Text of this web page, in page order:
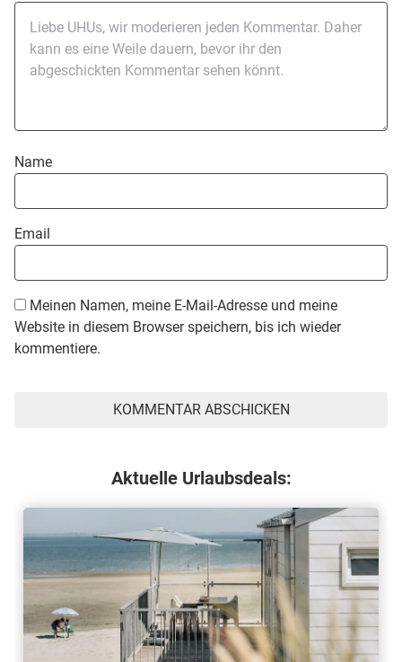
Name
Email
Meinen Namen, meine E-Mail-Adresse und meine
Website in diesem Browser speichern, bis ich wieder
kommentiere.
Aktuelle Urlaubsdeals: